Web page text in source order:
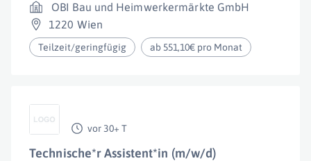
OBI Bau und Heimwerkermärkte GmbH
1220 Wien
Teilzeit/geringfügig ab 551,10€ pro Monat
vor 30+ T
Technische*r Assistent*in (m/w/d)